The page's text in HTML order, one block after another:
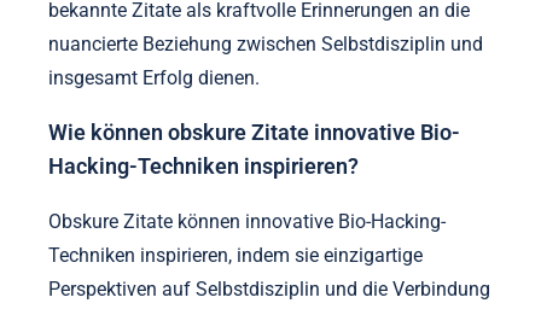
bekannte Zitate als kraftvolle Erinnerungen an die
nuancierte Beziehung zwischen Selbstdisziplin und
insgesamt Erfolg dienen.
Wie können obskure Zitate innovative Bio-
Hacking-Techniken inspirieren?
Obskure Zitate können innovative Bio-Hacking-
Techniken inspirieren, indem sie einzigartige
Perspektiven auf Selbstdisziplin und die Verbindung